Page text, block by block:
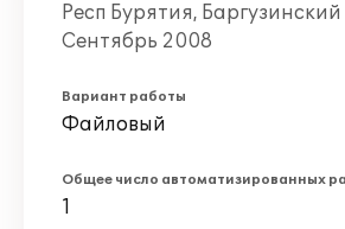
Респ Бурятия,
Сентябрь 2008
Вариант работы
Файловый
Общее число автоматизированных
1